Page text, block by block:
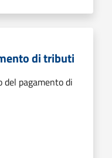
di tributi
pagamento di